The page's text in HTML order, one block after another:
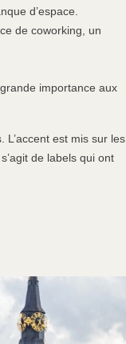
d’espace.
de coworking, un
importance aux
est mis sur les
de labels qui ont